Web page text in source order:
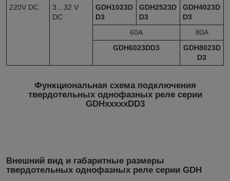
220V DC
3…32 V
DC
GDH1023D
D3
GDH2523D
D3
GDH4023D
D3
60А
80А
GDH6023DD3
GDH8023D
D3
Функциональная схема подключения
твердотельных однофазных реле серии
GDHxxxxxDD3
Внешний вид и габаритные размеры
твердотельных однофазных реле серии GDH